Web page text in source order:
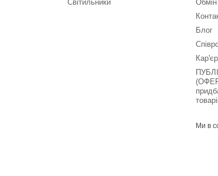
Світильники
Обмін
Блог
Ми в